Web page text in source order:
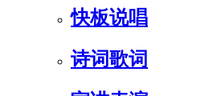
快板说唱
诗词歌词